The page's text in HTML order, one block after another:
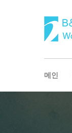
메인